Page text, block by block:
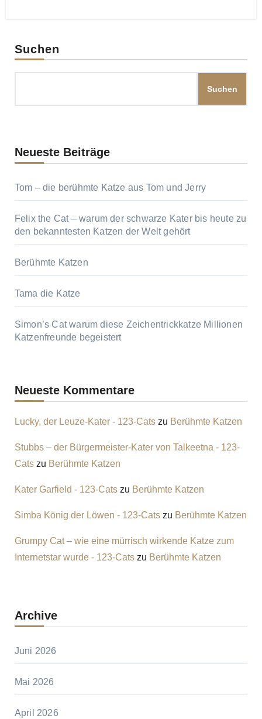
Suchen
Suchen
Neueste Beiträge
Tom – die berühmte Katze aus Tom und Jerry
Felix the Cat – warum der schwarze Kater bis heute zu
den bekanntesten Katzen der Welt gehört
Berühmte Katzen
Tama die Katze
Simon’s Cat warum diese Zeichentrickkatze Millionen
Katzenfreunde begeistert
Neueste Kommentare
Lucky, der Leuze-Kater - 123-Catszu Berühmte Katzen
Stubbs – der Bürgermeister-Kater von Talkeetna - 123-
Catszu Berühmte Katzen
Kater Garfield - 123-Catszu Berühmte Katzen
Simba König der Löwen - 123-Catszu Berühmte Katzen
Grumpy Cat – wie eine mürrisch wirkende Katze zum
Internetstar wurde - 123-Catszu Berühmte Katzen
Archive
Juni 2026
Mai 2026
April 2026